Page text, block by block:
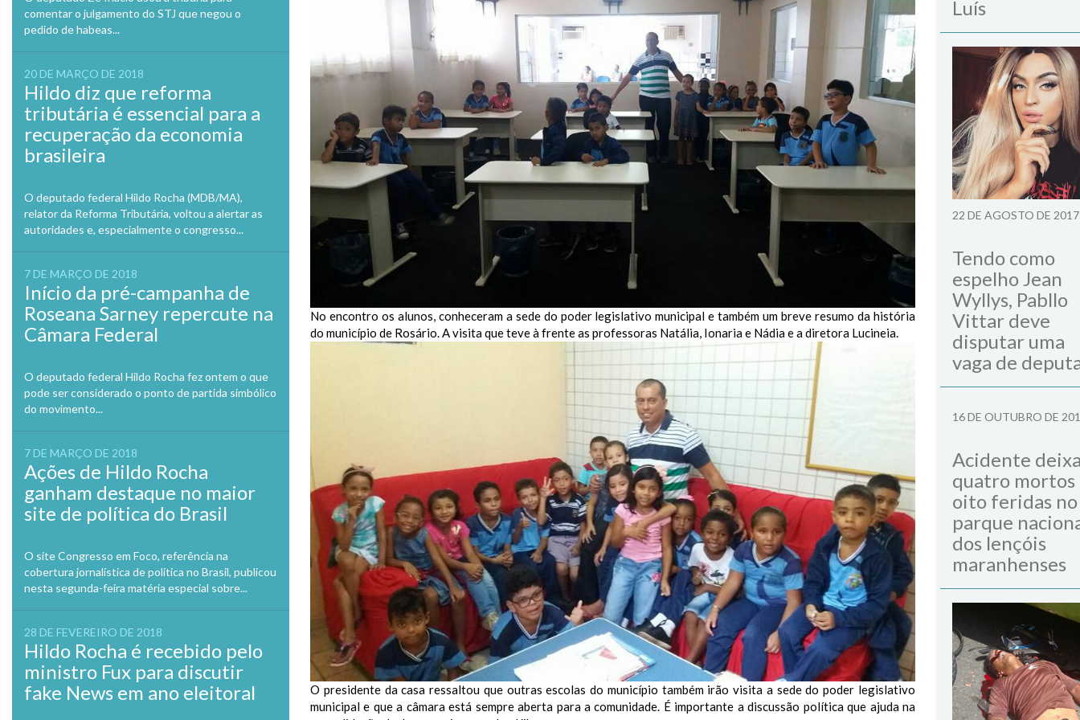
comentar o julgamento do STJ que negou o
pedido de habeas...
20 DE MARÇO DE 2018
Hildo diz que reforma
tributária é essencial para a
recuperação da economia
brasileira
O deputado federal Hildo Rocha (MDB/MA),
relator da Reforma Tributária, voltou a alertar as
autoridades e, especialmente o congresso...
7 DE MARÇO DE 2018
Início da pré-campanha de
Roseana Sarney repercute na
Câmara Federal
O deputado federal Hildo Rocha fez ontem o que
pode ser considerado o ponto de partida simbólico
do movimento...
7 DE MARÇO DE 2018
Ações de Hildo Rocha
ganham destaque no maior
site de política do Brasil
O site Congresso em Foco, referência na
cobertura jornalística de política no Brasil, publicou
nesta segunda-feira matéria especial sobre...
28 DE FEVEREIRO DE 2018
Hildo Rocha é recebido pelo
ministro Fux para discutir
fake News em ano eleitoral
No encontro os alunos, conheceram a sede do poder legislativo municipal e também um breve resumo da história
do município de Rosário. A visita que teve à frente as professoras Natália, Ionaria e Nádia e a diretora Lucineia.
O presidente da casa ressaltou que outras escolas do município também irão visita a sede do poder legislativo
municipal e que a câmara está sempre aberta para a comunidade. É importante a discussão política que ajuda na
Luís
22 DE AGOSTO DE 2017
Tendo como
espelho Jean
Wyllys, Pabllo
Vittar deve
disputar uma
vaga de
16 DE OUTUBRO DE
Acidente
quatro mortos
oito feridas no
parque
dos lençóis
maranhenses